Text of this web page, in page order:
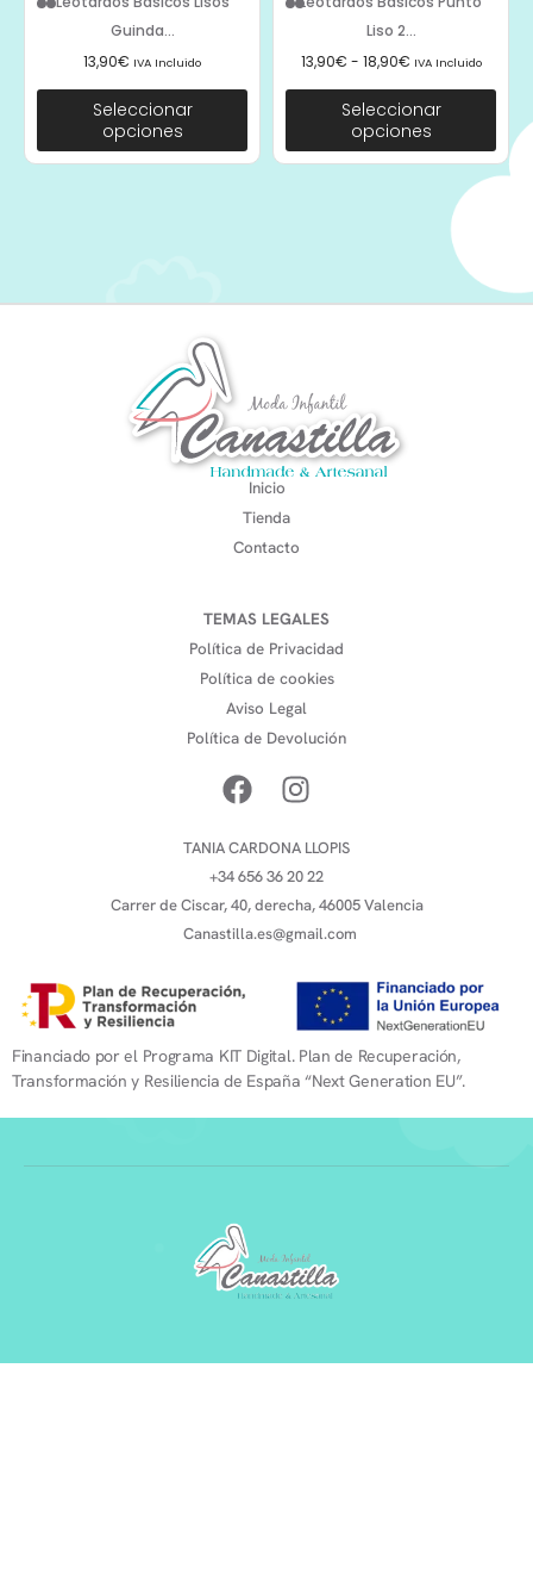
Guinda...
13,90€ IVA Incluido
Seleccionar
opciones
Liso 2...
13,90€ - 18,90€ IVA Incluido
Seleccionar
opciones
Inicio
Tienda
Contacto
TEMAS LEGALES
Política de Privacidad
Política de cookies
Aviso Legal
Política de Devolución
TANIA CARDONA LLOPIS
+34 656 36 20 22
Carrer de Ciscar, 40, derecha, 46005 Valencia
Canastilla.es@gmail.com
Financiado por el Programa KIT Digital. Plan de Recuperación,
Transformación y Resiliencia de España “Next Generation EU”.